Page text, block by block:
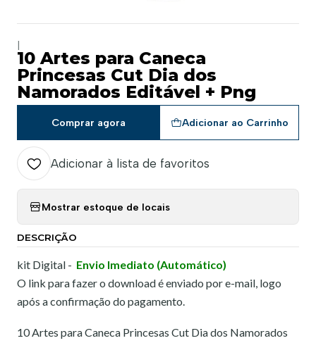
10 Artes para Caneca
Princesas Cut Dia dos
Namorados Editável + Png
Adicionar ao Carrinho
Comprar agora
Adicionar à lista de favoritos
Mostrar estoque de locais
DESCRIÇÃO
kit Digital - Envio Imediato (Automático)
O link para fazer o download é enviado por e-mail, logo
após a confirmação do pagamento.
10 Artes para Caneca Princesas Cut Dia dos Namorados